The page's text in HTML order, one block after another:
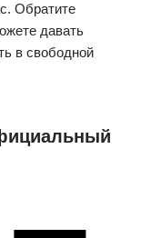
Обратите
давать
в свободной